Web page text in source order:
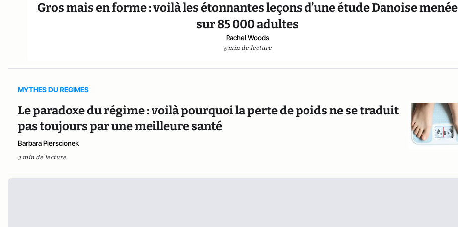
Gros mais en forme : voilà les étonnantes leçons d’une étude Danoise menée
sur 85 000 adultes
Rachel Woods
5 min de lecture
MYTHES DU REGIMES
Le paradoxe du régime : voilà pourquoi la perte de poids ne se traduit
pas toujours par une meilleure santé
Barbara Pierscionek
3 min de lecture